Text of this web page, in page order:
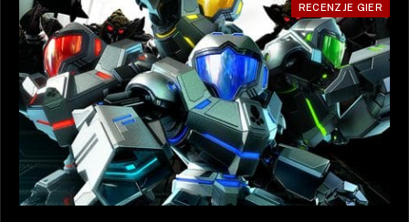
RECENZJE GIER